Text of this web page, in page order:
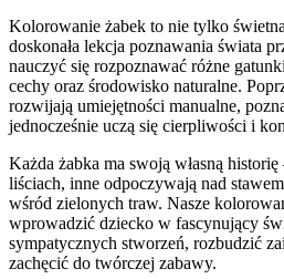
Kolorowanie żabek to nie tylko
doskonała lekcja poznawania świata
nauczyć się rozpoznawać różne
cechy oraz środowisko naturalne.
rozwijają umiejętności manualne,
jednocześnie uczą się cierpliwości i
Każda żabka ma swoją własną historię
liściach, inne odpoczywają nad
wśród zielonych traw. Nasze
wprowadzić dziecko w fascynujący
sympatycznych stworzeń, rozbudzić
zachęcić do twórczej zabawy.